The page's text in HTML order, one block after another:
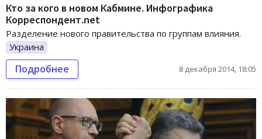
Кто за кого в новом Кабмине. Инфографика
Корреспондент.net
Разделение нового правительства по группам влияния.
Украина
Подробнее 8 декабря 2014, 18:05